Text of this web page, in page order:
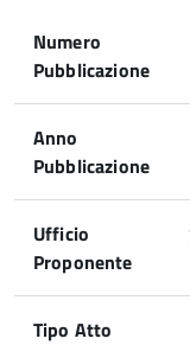
Numero
Pubblicazione
Anno
Pubblicazione
Ufficio
Proponente
Tipo Atto